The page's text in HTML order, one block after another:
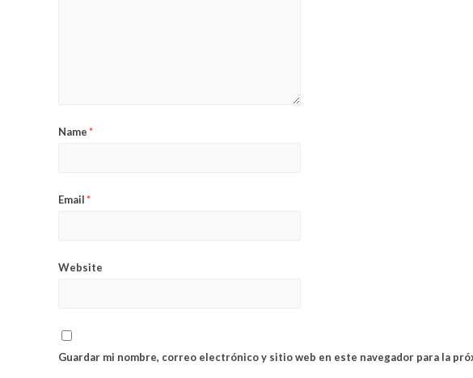
Name*
Email*
Website
Guardar mi nombre, correo electrónico y sitio web en este navegador para la